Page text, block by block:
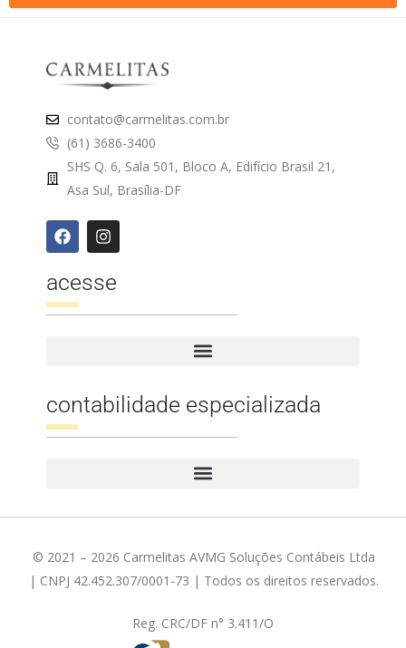
contato@carmelitas.com.br
(61) 3686-3400
SHS Q. 6, Sala 501, Bloco A, Edifício Brasil 21,
Asa Sul, Brasília-DF
acesse
contabilidade especializada
© 2021 – 2026 Carmelitas AVMG Soluções Contábeis Ltda
| CNPJ 42.452.307/0001-73 | Todos os direitos reservados.
Reg. CRC/DF n° 3.411/O